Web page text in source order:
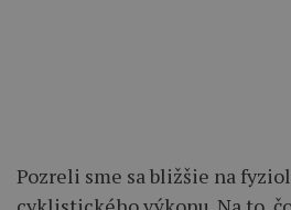
Pozreli sme sa bližšie na